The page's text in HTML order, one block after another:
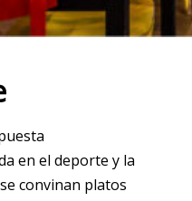
en el deporte y la
convinan platos